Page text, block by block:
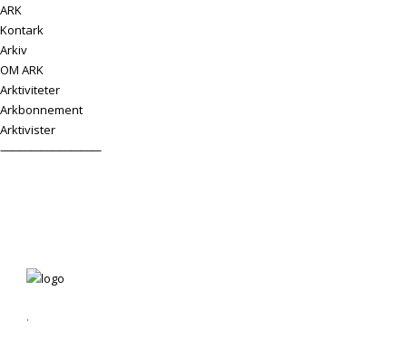
ARK
Kontark
Arkiv
OM ARK
Arktiviteter
Arkbonnement
Arktivister
——————————
.